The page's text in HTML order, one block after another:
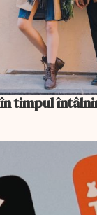
timpul